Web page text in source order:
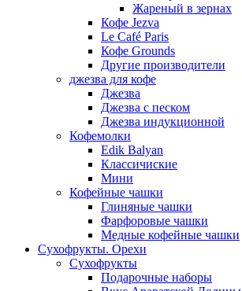
Жареный в зернах
Кофе Jezva
Le Café Paris
Кофе Grounds
Другие производители
джезва для кофе
Джезва
Джезва с песком
Джезва индукционной
Кофемолки
Edik Balyan
Классичиские
Мини
Кофейные чашки
Глиняные чашки
Фарфоровые чашки
Медные кофейные чашки
Сухофрукты. Орехи
Сухофрукты
Подарочные наборы